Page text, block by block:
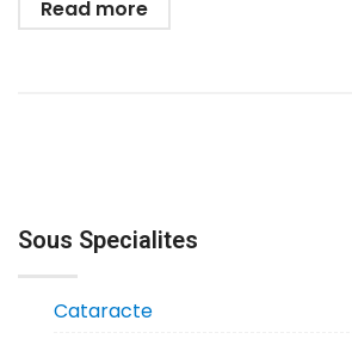
Read more
Sous Specialites
Cataracte